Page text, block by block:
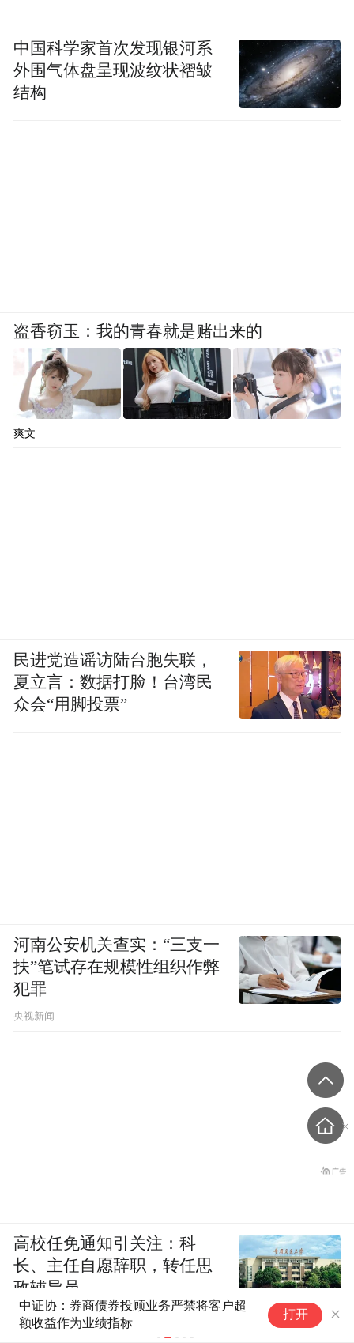
中证协：券商债券投顾业务严禁将客户超
额收益作为业绩指标
打开
中国科学家首次发现银河系
外围气体盘呈现波纹状褶皱
结构
盗香窃玉：我的青春就是赌出来的
爽文
民进党造谣访陆台胞失联，
夏立言：数据打脸！台湾民
众会“用脚投票”
河南公安机关查实：“三支一
扶”笔试存在规模性组织作弊
犯罪
央视新闻
高校任免通知引关注：科
长、主任自愿辞职，转任思
政辅导员